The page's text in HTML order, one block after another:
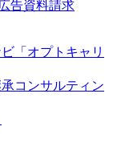
告資料請求
「オプトキャリ
コンサルティン